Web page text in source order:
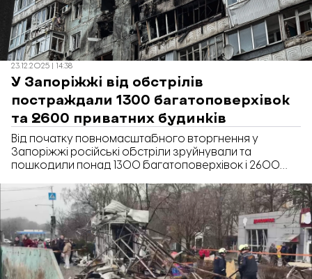
23.12.2025 | 14:38
У Запоріжжі від обстрілів
постраждали 1300 багатоповерхівок
та 2600 приватних будинків
Від початку повномасштабного вторгнення у
Запоріжжі російські обстріли зруйнували та
пошкодили понад 1300 багатоповерхівок і 2600
керівник Запорізької обласної військової
адміністрації Іван Федоров.